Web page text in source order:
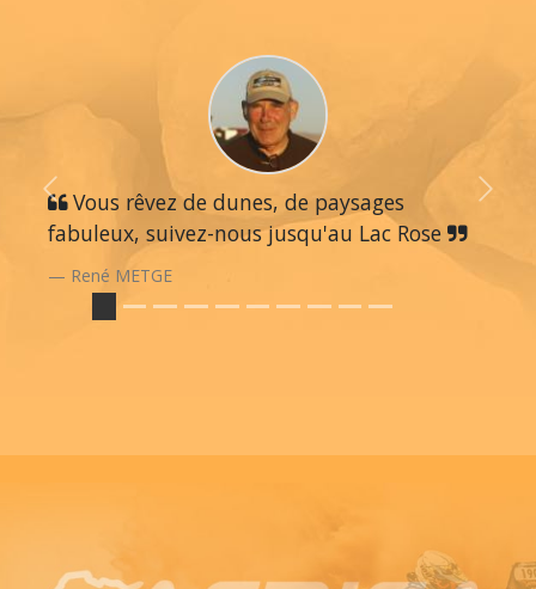
Vous rêvez de dunes, de paysages
fabuleux, suivez-nous jusqu'au Lac Rose
René METGE
Previous Next